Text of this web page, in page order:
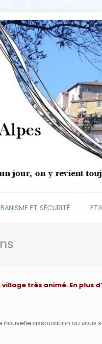
ET SÉCURITÉ
village très animé. En
nouvelle association ou